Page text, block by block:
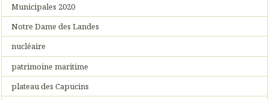
Municipales 2020
Notre Dame des Landes
nucléaire
patrimoine maritime
plateau des Capucins